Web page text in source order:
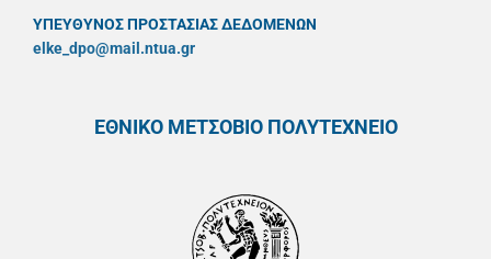
ΥΠΕΥΘYΝΟΣ ΠΡΟΣΤΑΣΙΑΣ ΔΕΔΟΜΕΝΩΝ
elke_dpo@mail.ntua.gr
ΕΘΝΙΚΟ ΜΕΤΣΟΒΙΟ ΠΟΛΥΤΕΧΝΕΙΟ